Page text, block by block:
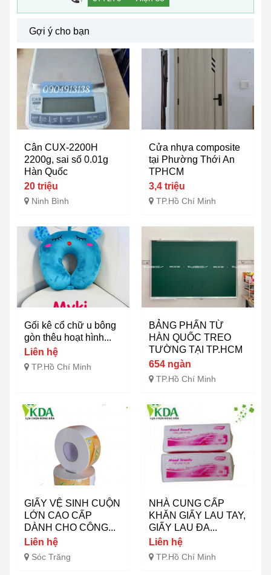
Gợi ý cho bạn
Cân CUX-2200H
2200g, sai số 0.01g
Hàn Quốc
20 triệu
Ninh Bình
Cửa nhựa composite
tại Phường Thới An
TPHCM
3,4 triệu
TP.Hồ Chí Minh
Gối kê cổ chữ u bông
gòn thêu hoạt hình...
Liên hệ
TP.Hồ Chí Minh
BẢNG PHẤN TỪ
HÀN QUỐC TREO
TƯỜNG TẠI TP.HCM
654 ngàn
TP.Hồ Chí Minh
GIẤY VỆ SINH CUỘN
LỚN CAO CẤP
DÀNH CHO CÔNG...
Liên hệ
Sóc Trăng
NHÀ CUNG CẤP
KHĂN GIẤY LAU TAY,
GIẤY LAU ĐA...
Liên hệ
TP.Hồ Chí Minh